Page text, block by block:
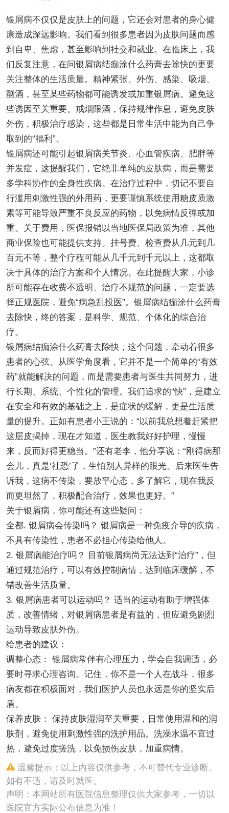
银屑病不仅仅是皮肤上的问题，它还会对患者的身心健
康造成深远影响。我们看到很多患者因为皮肤问题而感
到自卑、焦虑，甚至影响到社交和就业。在临床上，我
们反复注意，在问银屑病结痂涂什么药膏去除快的更要
关注整体的生活质量。精神紧张、外伤、感染、吸烟、
酗酒，甚至某些药物都可能诱发或加重银屑病。避免这
些诱因至关重要。戒烟限酒，保持规律作息，避免皮肤
外伤，积极治疗感染，这些都是日常生活中能为自己争
取到的“福利”。
银屑病还可能引起银屑病关节炎、心血管疾病、肥胖等
并发症，这提醒我们，它绝非单纯的皮肤病，而是需要
多学科协作的全身性疾病。在治疗过程中，切记不要自
行滥用刺激性强的外用药，更要谨慎系统使用糖皮质激
素等可能导致严重不良反应的药物，以免病情反弹或加
重。关于费用，医保报销以当地医保局政策为准，其他
商业保险也可能提供支持。挂号费、检查费从几元到几
百元不等，整个疗程可能从几千元到千元以上，这都取
决于具体的治疗方案和个人情况。在此提醒大家，小诊
所可能存在收费不透明、治疗不规范的问题，一定要选
择正规医院，避免“病急乱投医”。银屑病结痂涂什么药膏
去除快，终的答案，是科学、规范、个体化的综合治
疗。
银屑病结痂涂什么药膏去除快，这个问题，牵动着很多
患者的心弦。从医学角度看，它并不是一个简单的“有效
药”就能解决的问题，而是需要患者与医生共同努力，进
行长期、系统、个性化的管理。我们追求的“快”，是建立
在安全和有效的基础之上，是症状的缓解，更是生活质
量的提升。正如有患者小王说的：“以前我总想着赶紧把
这层皮揭掉，现在才知道，医生教我好好护理，慢慢
来，反而好得更稳当。”还有老李，他分享说：“刚得病那
会儿，真是‘社恐’了，生怕别人异样的眼光。后来医生告
诉我，这病不传染，要放平心态，多了解它，现在我反
而更坦然了，积极配合治疗，效果也更好。”
关于银屑病，你可能还有这些疑问：
全都. 银屑病会传染吗？ 银屑病是一种免疫介导的疾病，
不具有传染性，患者不必担心传染给他人。
2. 银屑病能治疗吗？ 目前银屑病尚无法达到“治疗”，但
通过规范治疗，可以有效控制病情，达到临床缓解，不
错改善生活质量。
3. 银屑病患者可以运动吗？ 适当的运动有助于增强体
质，改善情绪，对银屑病患者是有益的，但应避免剧烈
运动导致皮肤外伤。
给患者的建议：
调整心态： 银屑病常伴有心理压力，学会自我调适，必
要时寻求心理咨询。记住，你不是一个人在战斗，很多
病友都在积极面对，我们医护人员也永远是你的坚实后
盾。
保养皮肤： 保持皮肤湿润至关重要，日常使用温和的润
肤剂，避免使用刺激性强的洗护用品。洗澡水温不宜过
热，避免过度搓洗，以免损伤皮肤，加重病情。
温馨提示：以上内容仅供参考，不可替代专业诊断。
如有不适，请及时就医。
声明：本网站所有医院信息整理仅供大家参考，一切以
医院官方实际公布信息为准！